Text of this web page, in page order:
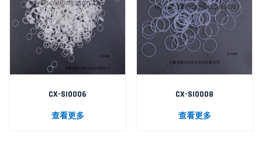
CX-SI0006
查看更多
CX-SI0008
查看更多